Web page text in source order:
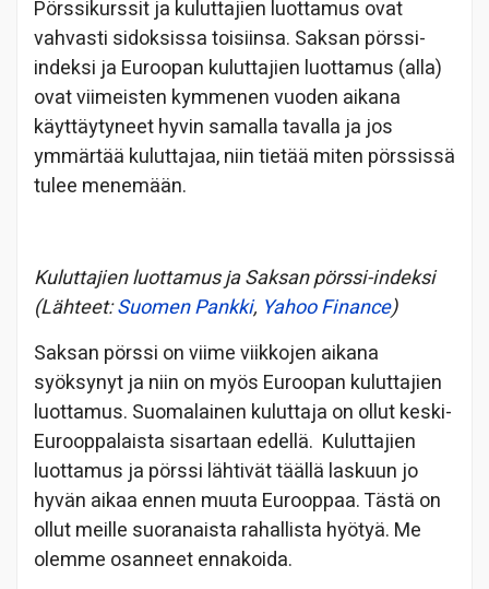
Pörssikurssit ja kuluttajien luottamus ovat
vahvasti sidoksissa toisiinsa. Saksan pörssi-
indeksi ja Euroopan kuluttajien luottamus (alla)
ovat viimeisten kymmenen vuoden aikana
käyttäytyneet hyvin samalla tavalla ja jos
ymmärtää kuluttajaa, niin tietää miten pörssissä
tulee menemään.
Kuluttajien luottamus ja Saksan pörssi-indeksi
(Lähteet:Suomen Pankki, Yahoo Finance)
Saksan pörssi on viime viikkojen aikana
syöksynyt ja niin on myös Euroopan kuluttajien
luottamus. Suomalainen kuluttaja on ollut keski-
Eurooppalaista sisartaan edellä. Kuluttajien
luottamus ja pörssi lähtivät täällä laskuun jo
hyvän aikaa ennen muuta Eurooppaa. Tästä on
ollut meille suoranaista rahallista hyötyä. Me
olemme osanneet ennakoida.